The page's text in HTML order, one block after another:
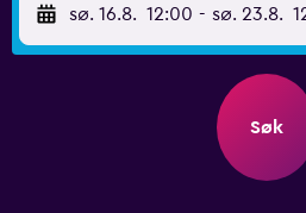
sø. 16.8. 12:00 - sø. 23.8.
Søk